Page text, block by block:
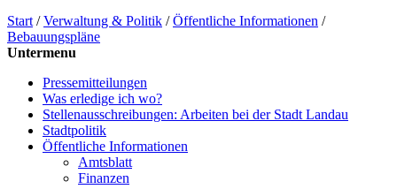
Start /Verwaltung & Politik /Öffentliche Informationen /
Bebauungspläne
Untermenu
Pressemitteilungen
Was erledige ich wo?
Stellenausschreibungen: Arbeiten bei der Stadt Landau
Stadtpolitik
Öffentliche Informationen
Amtsblatt
Finanzen